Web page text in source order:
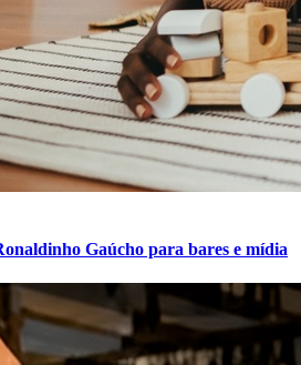
Gaúcho para bares e mídia